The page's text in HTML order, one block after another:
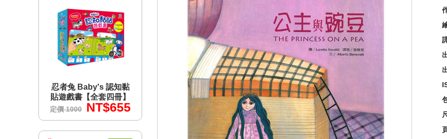
忍者兔 Baby's 認知黏
貼遊戲書【全套四冊】
定價 1000 NT$655
忍者兔 Baby's 認知黏
貼遊戲書【全套四冊】
NT$655